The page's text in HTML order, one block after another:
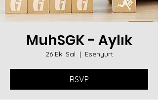
MuhSGK - Aylık
26 Eki Sal
  |
Esenyurt
RSVP